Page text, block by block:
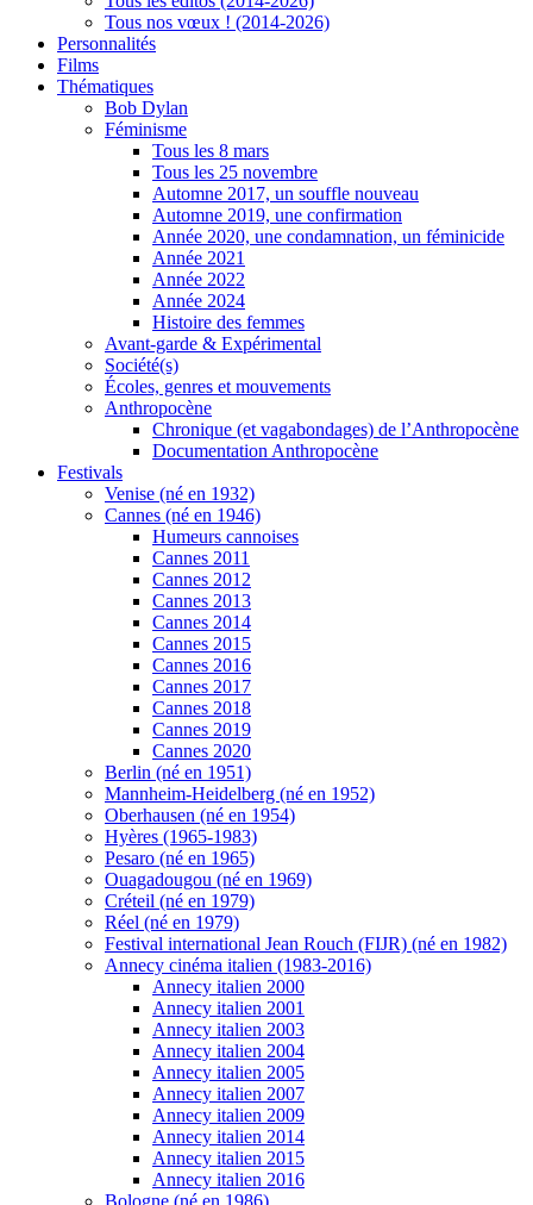
Tous nos vœux ! (2014-2026)
Personnalités
Films
Thématiques
Bob Dylan
Féminisme
Tous les 8 mars
Tous les 25 novembre
Automne 2017, un souffle nouveau
Automne 2019, une confirmation
Année 2020, une condamnation, un féminicide
Année 2021
Année 2022
Année 2024
Histoire des femmes
Avant-garde & Expérimental
Société(s)
Écoles, genres et mouvements
Anthropocène
Chronique (et vagabondages) de l’Anthropocène
Documentation Anthropocène
Festivals
Venise (né en 1932)
Cannes (né en 1946)
Humeurs cannoises
Cannes 2011
Cannes 2012
Cannes 2013
Cannes 2014
Cannes 2015
Cannes 2016
Cannes 2017
Cannes 2018
Cannes 2019
Cannes 2020
Berlin (né en 1951)
Mannheim-Heidelberg (né en 1952)
Oberhausen (né en 1954)
Hyères (1965-1983)
Pesaro (né en 1965)
Ouagadougou (né en 1969)
Créteil (né en 1979)
Réel (né en 1979)
Festival international Jean Rouch (FIJR) (né en 1982)
Annecy cinéma italien (1983-2016)
Annecy italien 2000
Annecy italien 2001
Annecy italien 2003
Annecy italien 2004
Annecy italien 2005
Annecy italien 2007
Annecy italien 2009
Annecy italien 2014
Annecy italien 2015
Annecy italien 2016
Bologne (né en 1986)